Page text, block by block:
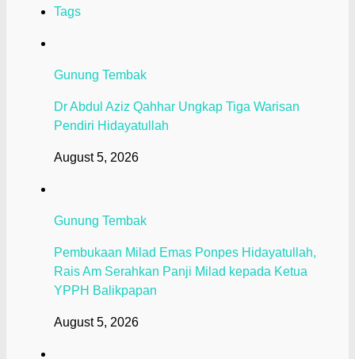
Tags
Gunung Tembak
Dr Abdul Aziz Qahhar Ungkap Tiga Warisan
Pendiri Hidayatullah
August 5, 2026
Gunung Tembak
Pembukaan Milad Emas Ponpes Hidayatullah,
Rais Am Serahkan Panji Milad kepada Ketua
YPPH Balikpapan
August 5, 2026